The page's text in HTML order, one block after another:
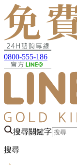
0800-555-186
搜尋關鍵字
搜尋